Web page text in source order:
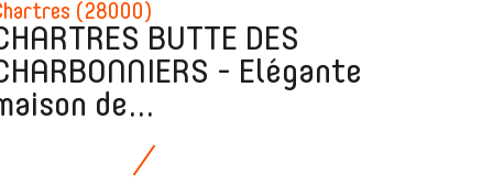
(28000)
BUTTE DES
- Elégante
de...